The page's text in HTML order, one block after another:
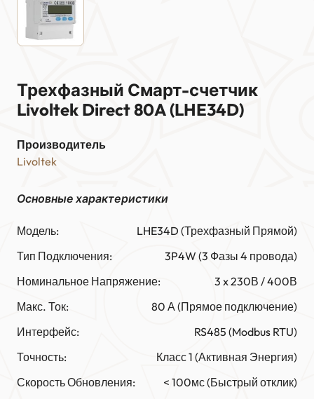
Трехфазный Смарт-счетчик
Livoltek Direct 80A (LHE34D)
Производитель
Livoltek
Основные характеристики
Модель:
LHE34D (Трехфазный Прямой)
Тип Подключения:
3P4W (3 Фазы 4 провода)
Номинальное Напряжение:
3 x 230В / 400В
Макс. Ток:
80 А (Прямое подключение)
Интерфейс:
RS485 (Modbus RTU)
Точность:
Класс 1 (Активная Энергия)
Скорость Обновления:
< 100мс (Быстрый отклик)